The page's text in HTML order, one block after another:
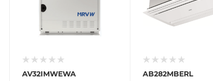
AV32IMWEWA
AB282MBERL